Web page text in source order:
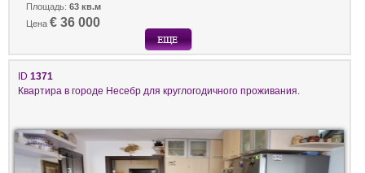
Площадь: 63 кв.м
Цена € 36 000
ID 1371
Квартира в городе Несебр для круглогодичного проживания.